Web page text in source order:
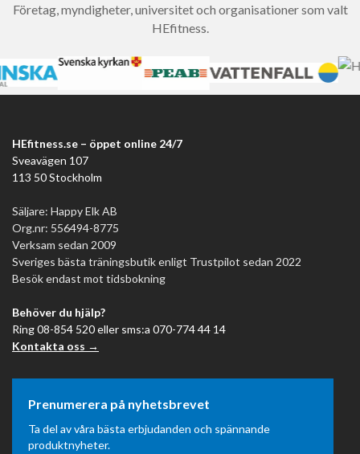
Företag, myndigheter, universitet och organisationer som valt
HEfitness.
HEfitness.se – öppet online 24/7
Sveavägen 107
113 50 Stockholm
Säljare: Happy Elk AB
Org.nr: 556494-8775
Verksam sedan 2009
Sveriges bästa träningsbutik enligt Trustpilot sedan 2022
Besök endast mot tidsbokning
Behöver du hjälp?
Ring 08-854 520 eller sms:a 070-774 44 14
Kontakta oss →
Prenumerera på nyhetsbrevet
Ta del av våra bästa erbjudanden och spännande
produktnyheter.